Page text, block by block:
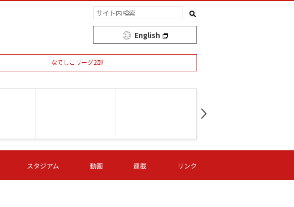
English
なでしこリーグ2部
第16節 09/06 (日) 15:00
-
第16節 09/06 (日) 15:00
- -
スタジアム 動画 連載 リンク